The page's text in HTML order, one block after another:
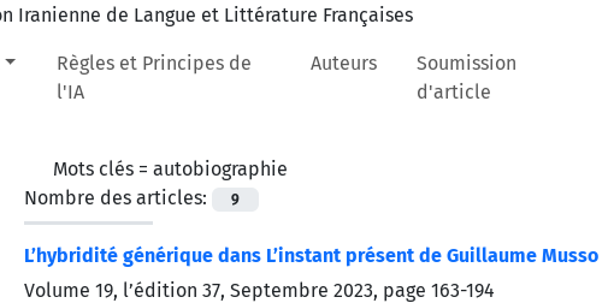
Règles et Principes de
l'IA
Auteurs
Soumission
d'article
Mots clés = autobiographie
Nombre des articles:
9
L’hybridité générique dans L’instant présent de Guillaume Musso
Volume 19, l’édition 37, Septembre 2023, page 163-194